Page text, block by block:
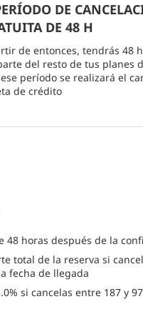
DE
DE 48 H
de entonces, tendrás 48
del resto de tus planes
período se realizará el
de crédito
48 horas después de la
total de la reserva si
fecha de llegada
si cancelas entre 187 y